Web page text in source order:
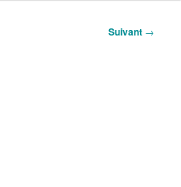
Suivant →